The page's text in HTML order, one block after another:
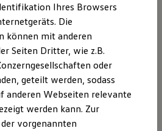
Kollektion
Ihres Browsers
Die
können mit anderen
Seiten Dritter, wie z.B.
oder
geteilt werden, sodass
anderen Webseiten relevante
werden kann. Zur
vorgenannten